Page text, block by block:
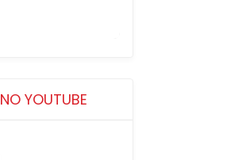
NO YOUTUBE